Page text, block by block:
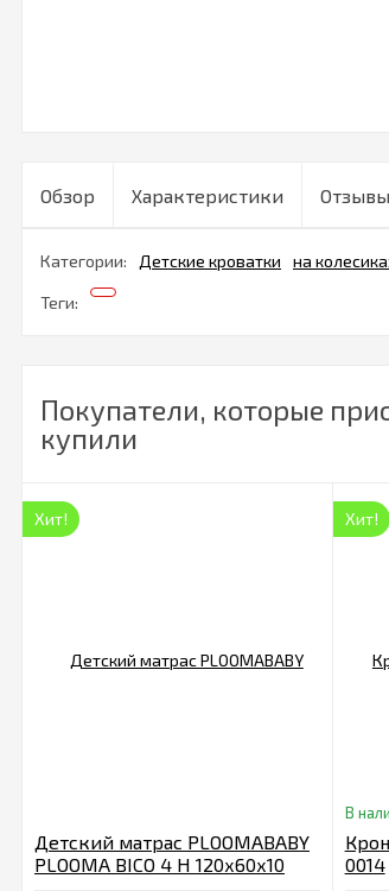
Обзор Характеристики Отзывы
Категории: Детские кроватки на
Теги:
Покупатели, которые
купили
Хит!
Детский матрас PLOOMABABY
PLOOMA BICO 4 H 120х60х10
Хит!
В
0014